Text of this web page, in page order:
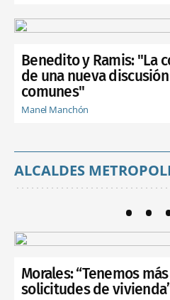
Benedito y Ramis: "La
de una nueva
comunes"
Manel Manchón
ALCALDES
Morales: “Tenemos
solicitudes de